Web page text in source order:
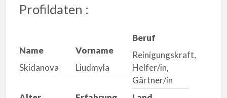
Profildaten :
Name
Skidanova
Vorname
Liudmyla
Beruf
Reinigungskraft,
Helfer/in,
Gärtner/in